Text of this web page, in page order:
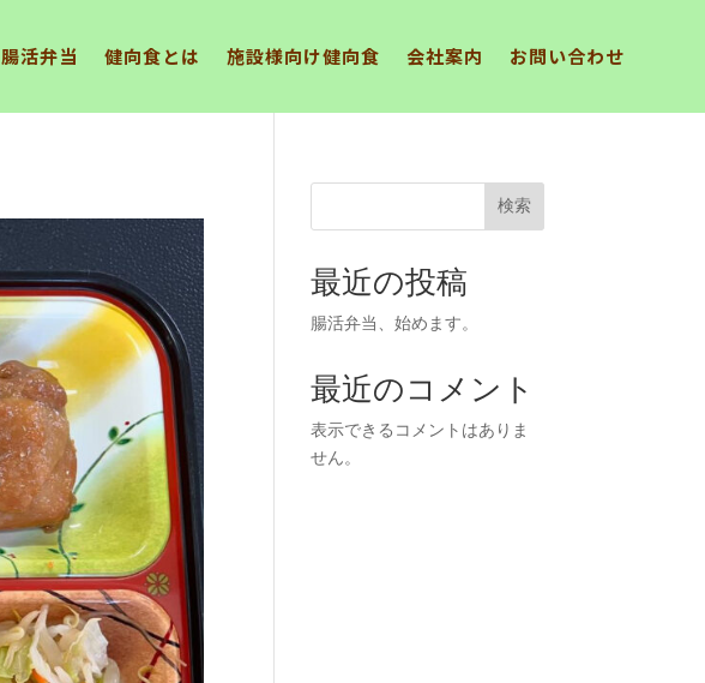
腸活弁当 健向食とは 施設様向け健向食 会社案内 お問い合わせ
検索
最近の投稿
腸活弁当、始めます。
最近のコメント
表示できるコメントはありま
せん。